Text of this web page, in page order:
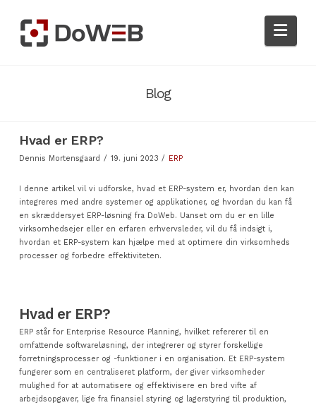
Blog
Hvad er ERP?
Dennis Mortensgaard 19. juni 2023 ERP
I denne artikel vil vi udforske, hvad et ERP-system er, hvordan den kan
integreres med andre systemer og applikationer, og hvordan du kan få
en skræddersyet ERP-løsning fra DoWeb. Uanset om du er en lille
virksomhedsejer eller en erfaren erhvervsleder, vil du få indsigt i,
hvordan et ERP-system kan hjælpe med at optimere din virksomheds
processer og forbedre effektiviteten.
Hvad er ERP?
ERP står for Enterprise Resource Planning, hvilket refererer til en
omfattende softwareløsning, der integrerer og styrer forskellige
forretningsprocesser og -funktioner i en organisation. Et ERP-system
fungerer som en centraliseret platform, der giver virksomheder
mulighed for at automatisere og effektivisere en bred vifte af
arbejdsopgaver, lige fra finansiel styring og lagerstyring til produktion,